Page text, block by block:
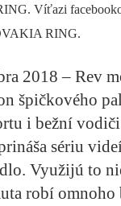
Víťazi
RING.
2018 – Rev
špičkového
i bežní
sériu
Využijú to
robí omnoho